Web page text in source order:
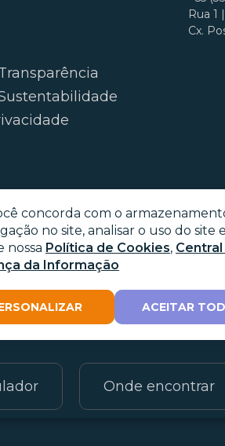
concorda com o
no site, analisar o uso do site
nossa Política de Cookies,
da Informação
ACEITAR
Onde encontrar
Rua 1
Cx.